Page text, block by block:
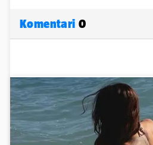
Komentari 0